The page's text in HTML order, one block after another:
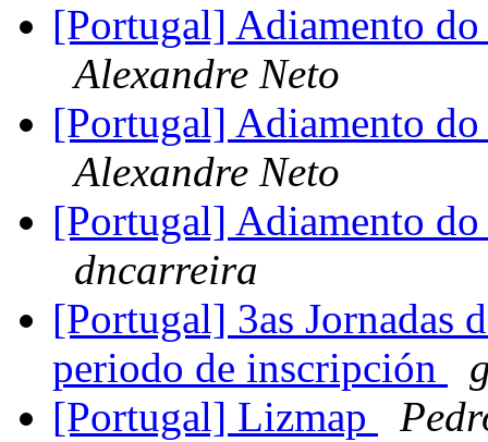
[Portugal] Adiamento
Alexandre Neto
[Portugal] Adiamento
Alexandre Neto
[Portugal] Adiamento
dncarreira
[Portugal] 3as Jornadas
periodo de inscripción
[Portugal] Lizmap